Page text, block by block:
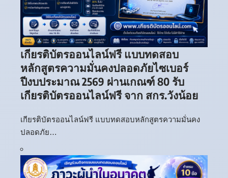
เกียรติบัตรออนไลน์ฟรี แบบทดสอบ
หลักสูตรความมั่นคงปลอดภัยไซเบอร์
ปีงบประมาณ 2569 ผ่านเกณฑ์ 80 รับ
เกียรติบัตรออนไลน์ฟรี จาก สกร.วังน้อย
เกียรติบัตรออนไลน์ฟรี แบบทดสอบหลักสูตรความมั่นคง
ปลอดภัย…